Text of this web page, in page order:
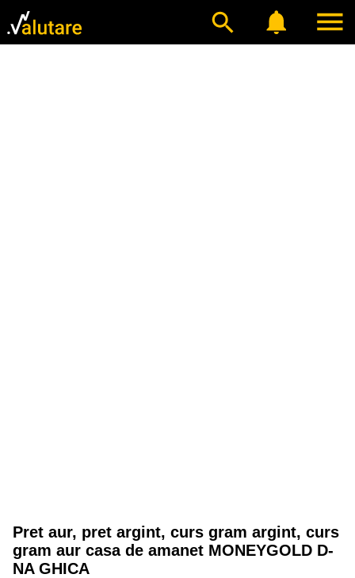
Pret aur, pret argint, curs gram argint, curs
gram aur casa de amanet MONEYGOLD D-
NA GHICA